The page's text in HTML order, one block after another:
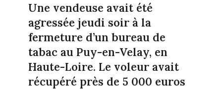
Une vendeuse avait été
agressée jeudi soir à la
fermeture d’un bureau de
tabac au Puy-en-Velay, en
Haute-Loire. Le voleur avait
récupéré près de 5 000 euros